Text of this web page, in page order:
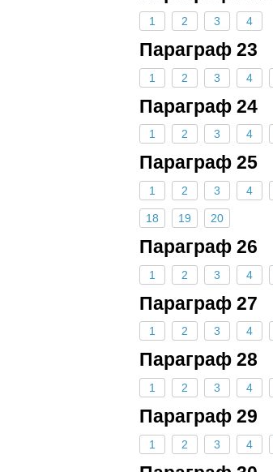
1 2 3 4
Параграф 23
1 2 3 4
Параграф 24
1 2 3 4
Параграф 25
1 2 3 4
18 19 20
Параграф 26
1 2 3 4
Параграф 27
1 2 3 4
Параграф 28
1 2 3 4
Параграф 29
1 2 3 4